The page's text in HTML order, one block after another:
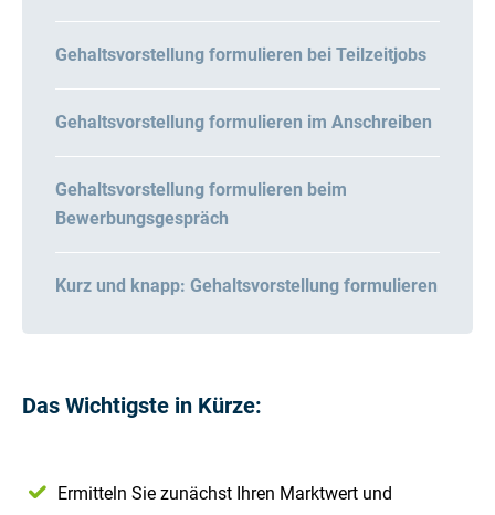
Gehaltsvorstellung formulieren bei Teilzeitjobs
Gehaltsvorstellung formulieren im Anschreiben
Gehaltsvorstellung formulieren beim
Bewerbungsgespräch
Kurz und knapp: Gehaltsvorstellung formulieren
Das Wichtigste in Kürze:
Ermitteln Sie zunächst Ihren Marktwert und